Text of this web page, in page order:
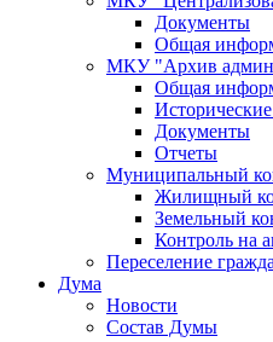
Документы
Общая
МКУ "Архив
Общая
Документы
Отчеты
Муниципальный
Жилищный
Земельный
Контроль на
Переселение
Дума
Новости
Состав Думы